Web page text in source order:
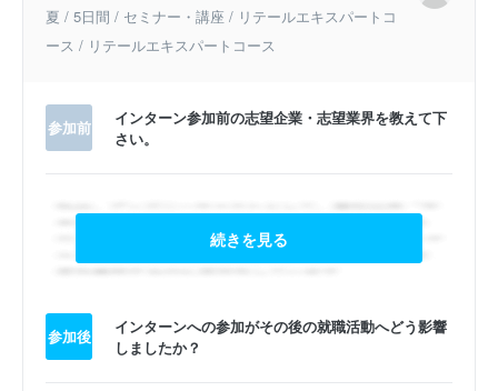
夏 / 5日間 / セミナー・講座 / リテールエキスパートコ
ース / リテールエキスパートコース
参加前
インターン参加前の志望企業・志望業界を教えて下
さい。
続きを見る
参加後
インターンへの参加がその後の就職活動へどう影響
しましたか？